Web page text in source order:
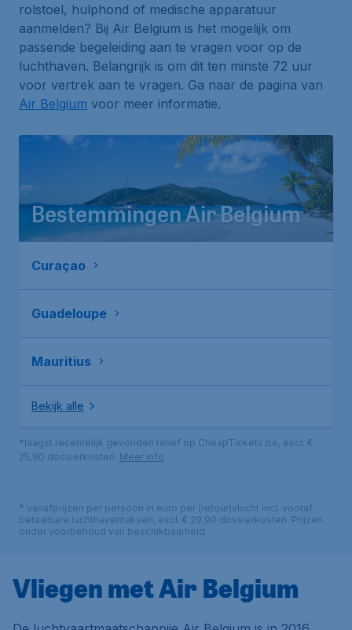
rolstoel, hulphond of medische apparatuur
aanmelden? Bij Air Belgium is het mogelijk om
passende begeleiding aan te vragen voor op de
luchthaven. Belangrijk is om dit ten minste 72 uur
voor vertrek aan te vragen. Ga naar de pagina van
Air Belgium voor meer informatie.
Bestemmingen Air Belgium
Curaçao
Guadeloupe
Mauritius
Bekijk alle
*laagst recentelijk gevonden tarief op CheapTickets.be, excl. €
25,90 dossierkosten. Meer info
* vanafprijzen per persoon in euro per (retour)vlucht incl. vooraf
betaalbare luchthaventaksen, excl. € 29,90 dossierkosten. Prijzen
onder voorbehoud van beschikbaarheid.
Vliegen met Air Belgium